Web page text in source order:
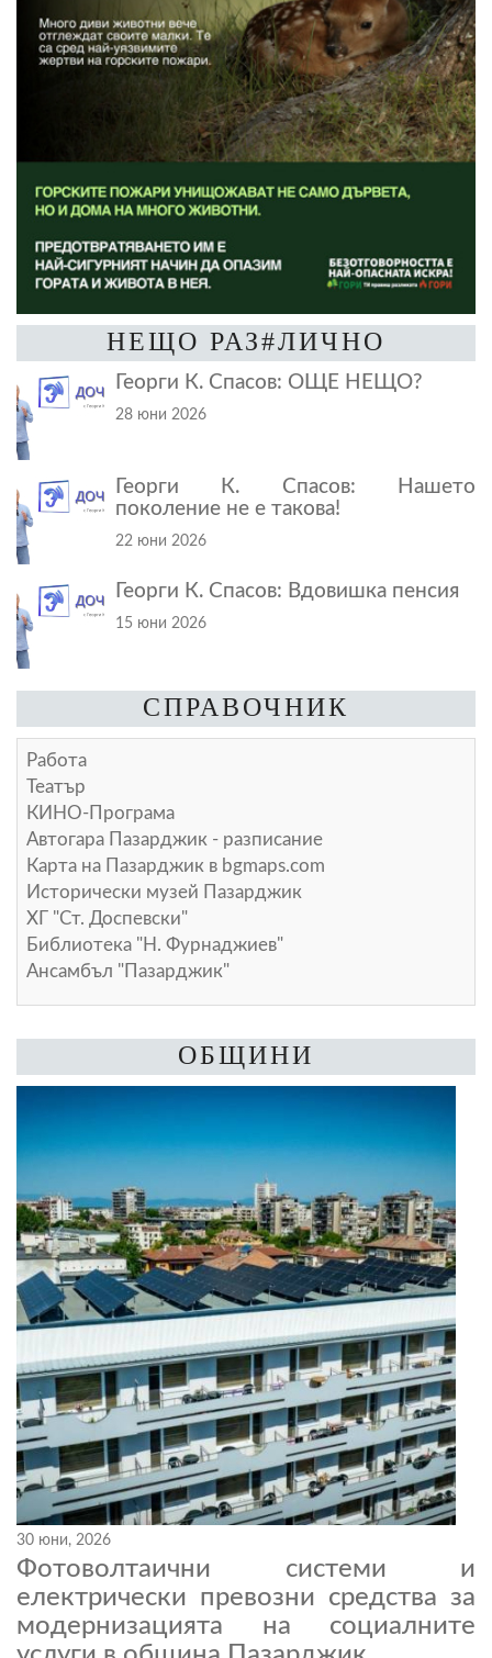
НЕЩО РАЗ#ЛИЧНО
Георги К. Спасов: ОЩЕ НЕЩО?
28 юни 2026
Георги К. Спасов: Нашето
поколение не е такова!
22 юни 2026
Георги К. Спасов: Вдовишка пенсия
15 юни 2026
СПРАВОЧНИК
Работа
Театър
КИНО-Програма
Автогара Пазарджик - разписание
Карта на Пазарджик в bgmaps.com
Исторически музей Пазарджик
ХГ "Ст. Доспевски"
Библиотека "Н. Фурнаджиев"
Ансамбъл "Пазарджик"
ОБЩИНИ
30 юни, 2026
Фотоволтаични системи и
електрически превозни средства за
модернизацията на социалните